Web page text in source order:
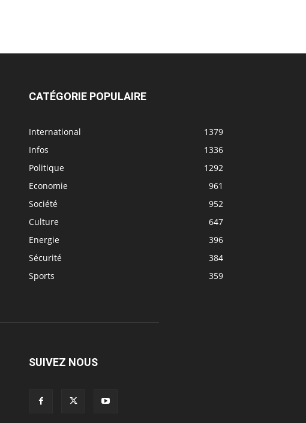
CATÉGORIE POPULAIRE
International
1379
Infos
1336
Politique
1292
Economie
961
Société
952
Culture
647
Energie
396
Sécurité
384
Sports
359
SUIVEZ NOUS